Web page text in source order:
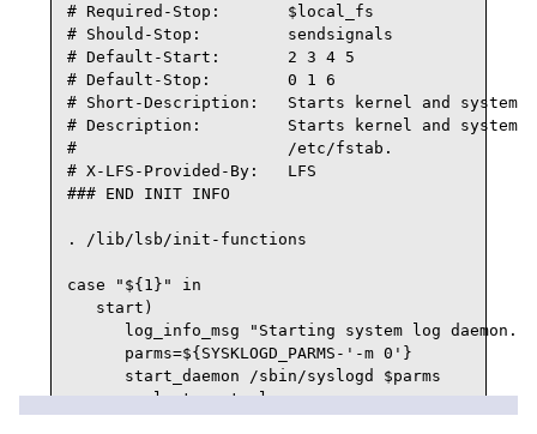
# Required-Stop:       $local_fs
# Should-Stop:         sendsignals
# Default-Start:       2 3 4 5
# Default-Stop:        0 1 6
# Short-Description:   Starts kernel and system
# Description:         Starts kernel and system
#                      /etc/fstab.
# X-LFS-Provided-By:   LFS
### END INIT INFO
. /lib/lsb/init-functions
case "${1}" in
   start)
log_info_msg "Starting system log
      parms=${SYSKLOGD_PARMS-'-m 0'}
      start_daemon /sbin/syslogd $parms
      evaluate_retval